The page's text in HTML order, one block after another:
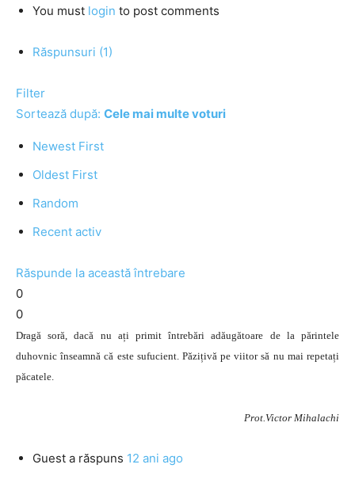
You must login to post comments
Răspunsuri (1)
Filter
Sortează după: Cele mai multe voturi
Newest First
Oldest First
Random
Recent activ
Răspunde la această întrebare
0
0
Dragă soră, dacă nu ați primit întrebări adăugătoare de la părintele
duhovnic înseamnă că este sufucient. Păzițivă pe viitor să nu mai repetați
păcatele.
Prot.Victor Mihalachi
Guest a răspuns 12 ani ago